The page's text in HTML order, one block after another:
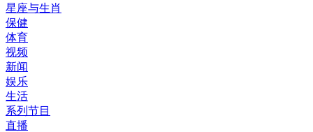
星座与生肖
保健
体育
视频
新闻
娱乐
生活
系列节目
直播